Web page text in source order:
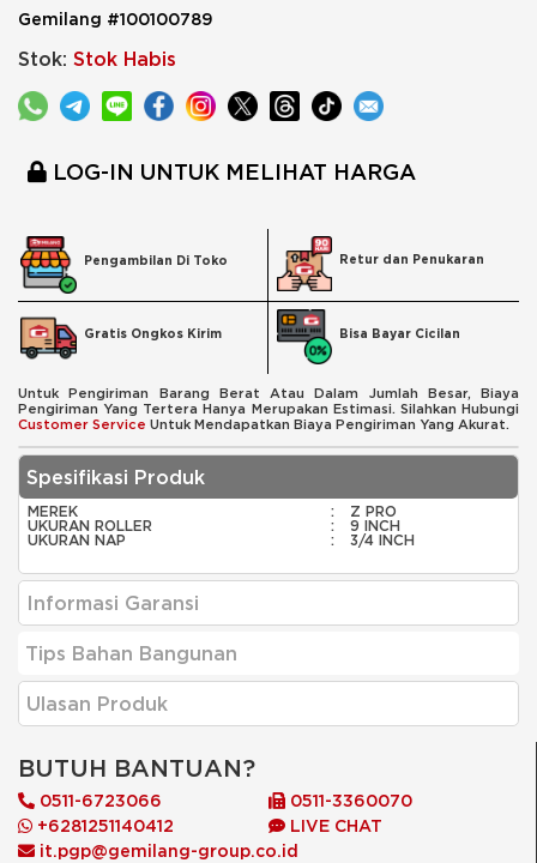
Gemilang #100100789
Stok: Stok Habis
LOG-IN UNTUK MELIHAT HARGA
Pengambilan Di Toko Retur dan Penukaran
Gratis Ongkos Kirim Bisa Bayar Cicilan
Untuk Pengiriman Barang Berat Atau Dalam Jumlah Besar, Biaya
Pengiriman Yang Tertera Hanya Merupakan Estimasi. Silahkan Hubungi
Customer Service Untuk Mendapatkan Biaya Pengiriman Yang Akurat.
Spesifikasi Produk
MEREK :
Z PRO
UKURAN ROLLER
:
9 INCH
UKURAN NAP
: 3/4 INCH
Informasi Garansi
Tips Bahan Bangunan
Ulasan Produk
BUTUH BANTUAN?
0511-6723066
0511-3360070
+6281251140412
LIVE CHAT
it.pgp@gemilang-group.co.id